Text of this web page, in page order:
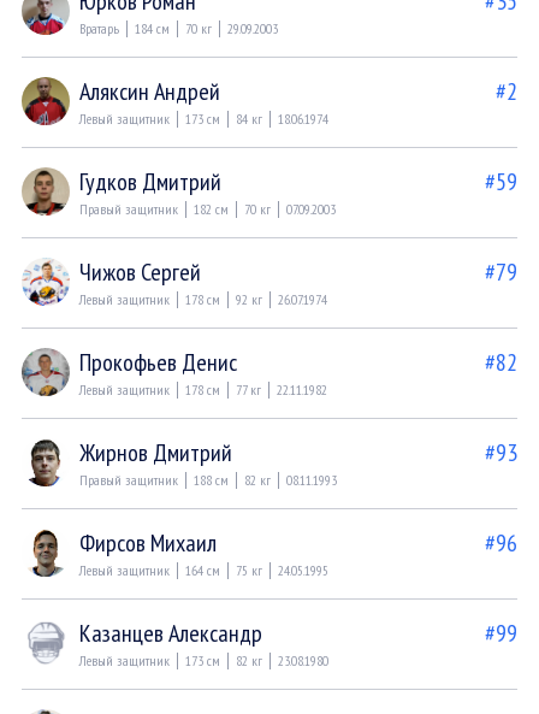
Вратарь 184 см 70 кг 29.09.2003
Аляксин Андрей #2
Левый защитник 173 см 84 кг 18.06.1974
Гудков Дмитрий #59
Правый защитник 182 см 70 кг 07.09.2003
Чижов Сергей #79
Левый защитник 178 см 92 кг 26.07.1974
Прокофьев Денис #82
Левый защитник 178 см 77 кг 22.11.1982
Жирнов Дмитрий #93
Правый защитник 188 см 82 кг 08.11.1993
Фирсов Михаил #96
Левый защитник 164 см 75 кг 24.05.1995
Казанцев Александр #99
Левый защитник 173 см 82 кг 23.08.1980